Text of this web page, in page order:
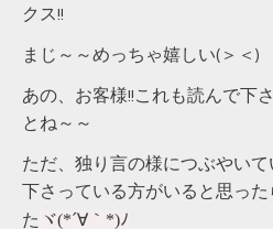
クス!!
まじ～～めっちゃ嬉しい(＞＜)
あの、お客様!!これも読んで下
とね～～
ただ、独り言の様につぶやい
下さっている方がいると思っ
た ヾ(*´∀｀*)ﾉ